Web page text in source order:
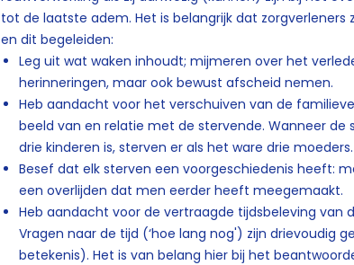
tot de laatste adem. Het is belangrijk dat zorgverleners
en dit begeleiden:
Leg uit wat waken inhoudt; mijmeren over het
herinneringen, maar ook bewust afscheid nemen.
Heb aandacht voor het verschuiven van de
beeld van en relatie met de stervende. Wanneer
drie kinderen is, sterven er als het ware drie moeders.
Besef dat elk sterven een voorgeschiedenis heeft:
een overlijden dat men eerder heeft meegemaakt.
Heb aandacht voor de vertraagde tijdsbeleving van
Vragen naar de tijd (‘hoe lang nog') zijn drievoudig
betekenis). Het is van belang hier bij het